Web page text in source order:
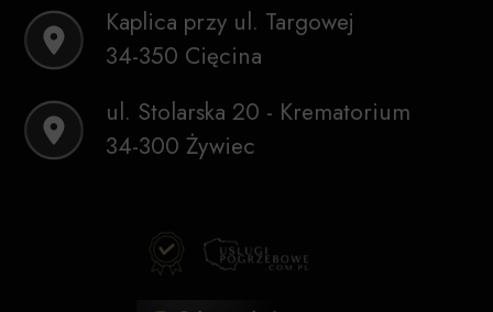
Kaplica przy ul. Targowej
34-350 Cięcina
ul. Stolarska 20 - Krematorium
34-300 Żywiec